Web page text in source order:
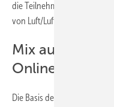
die Teilnehmenden beim
von Luft/Luft-Wärmepumpen
Mix aus
Onlinetrainings
Die Basis des neuen